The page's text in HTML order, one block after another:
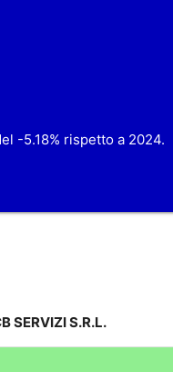
-5.18% rispetto a 2024.
SERVIZI S.R.L.